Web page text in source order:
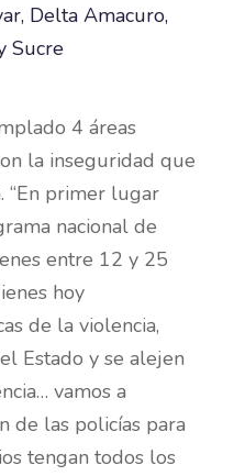
4 áreas
la inseguridad que
“En primer lugar
nacional de
entre 12 y 25
hoy
de la violencia,
Estado y se alejen
vamos a
de las policías para
tengan todos los